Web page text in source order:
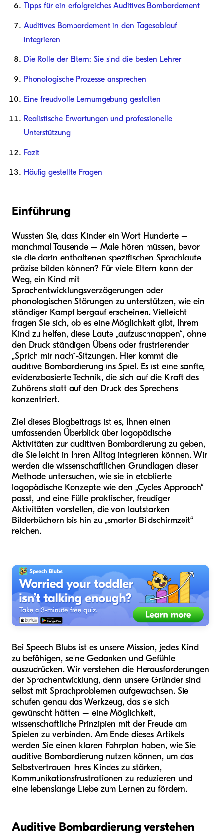
Tipps für ein erfolgreiches Auditives Bombardement
Auditives Bombardement in den Tagesablauf
integrieren
Die Rolle der Eltern: Sie sind die besten Lehrer
Phonologische Prozesse ansprechen
Eine freudvolle Lernumgebung gestalten
Realistische Erwartungen und professionelle
Unterstützung
Fazit
Häufig gestellte Fragen
Einführung
Wussten Sie, dass Kinder ein Wort Hunderte –
manchmal Tausende – Male hören müssen, bevor
sie die darin enthaltenen spezifischen Sprachlaute
präzise bilden können? Für viele Eltern kann der
Weg, ein Kind mit
Sprachentwicklungsverzögerungen oder
phonologischen Störungen zu unterstützen, wie ein
ständiger Kampf bergauf erscheinen. Vielleicht
fragen Sie sich, ob es eine Möglichkeit gibt, Ihrem
Kind zu helfen, diese Laute „aufzuschnappen“, ohne
den Druck ständigen Übens oder frustrierender
„Sprich mir nach“-Sitzungen. Hier kommt die
auditive Bombardierung ins Spiel. Es ist eine sanfte,
evidenzbasierte Technik, die sich auf die Kraft des
Zuhörens statt auf den Druck des Sprechens
konzentriert.
Ziel dieses Blogbeitrags ist es, Ihnen einen
umfassenden Überblick über logopädische
Aktivitäten zur auditiven Bombardierung zu geben,
die Sie leicht in Ihren Alltag integrieren können. Wir
werden die wissenschaftlichen Grundlagen dieser
Methode untersuchen, wie sie in etablierte
logopädische Konzepte wie den „Cycles Approach“
passt, und eine Fülle praktischer, freudiger
Aktivitäten vorstellen, die von lautstarken
Bilderbüchern bis hin zu „smarter Bildschirmzeit“
reichen.
Bei Speech Blubs ist es unsere Mission, jedes Kind
zu befähigen, seine Gedanken und Gefühle
auszudrücken. Wir verstehen die Herausforderungen
der Sprachentwicklung, denn unsere Gründer sind
selbst mit Sprachproblemen aufgewachsen. Sie
schufen genau das Werkzeug, das sie sich
gewünscht hätten – eine Möglichkeit,
wissenschaftliche Prinzipien mit der Freude am
Spielen zu verbinden. Am Ende dieses Artikels
werden Sie einen klaren Fahrplan haben, wie Sie
auditive Bombardierung nutzen können, um das
Selbstvertrauen Ihres Kindes zu stärken,
Kommunikationsfrustrationen zu reduzieren und
eine lebenslange Liebe zum Lernen zu fördern.
Auditive Bombardierung verstehen